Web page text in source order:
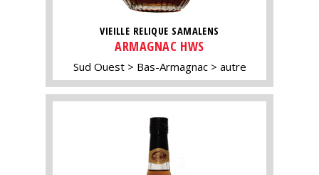
VIEILLE RELIQUE SAMALENS
ARMAGNAC HWS
Sud Ouest Bas-Armagnac autre